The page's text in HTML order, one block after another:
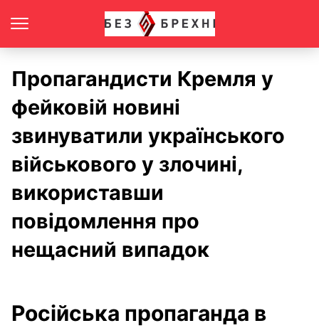
Пропагандисти Кремля у
фейковій новині
звинуватили українського
військового у злочині,
використавши
повідомлення про
нещасний випадок
Російська пропаганда в